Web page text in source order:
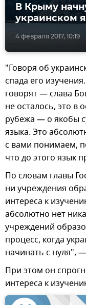
4 февраля 2017, 10:19
В Крыму
украинском
"Говоря об
спада его
говорят — слава
не осталось, это в
рубежа — о якобы
языка. Это
с вами понимаем,
что до этого язык
По словам главы
ни учреждения
интереса к
абсолютно нет
учреждений
процесс, когда
начинать с нуля",
При этом он
интереса к